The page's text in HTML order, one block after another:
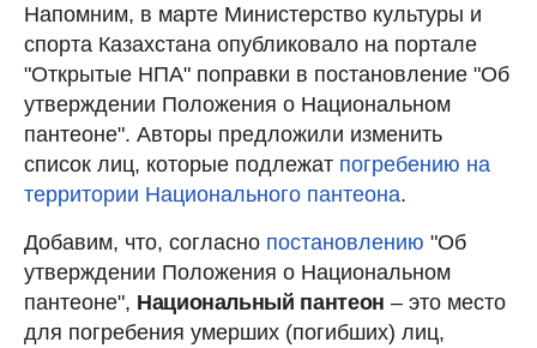
Напомним, в марте Министерство культуры и
спорта Казахстана опубликовало на портале
"Открытые НПА" поправки в постановление "Об
утверждении Положения о Национальном
пантеоне". Авторы предложили изменить
список лиц, которые подлежат погребению на
территории Национального пантеона.
Добавим, что, согласно постановлению "Об
утверждении Положения о Национальном
пантеоне", Национальный пантеон – это место
для погребения умерших (погибших) лиц,